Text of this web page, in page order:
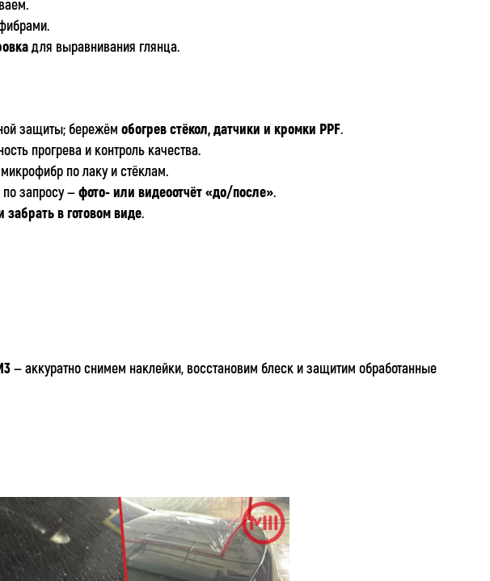
для выравнивания глянца.
защиты; бережём обогрев стёкол, датчики и кромки PPF.
прогрева и контроль качества.
по лаку и стёклам.
запросу —фото‑ или видеоотчёт «до/после».
забрать в готовом виде.
— аккуратно снимем наклейки, восстановим блеск и защитим обработанные